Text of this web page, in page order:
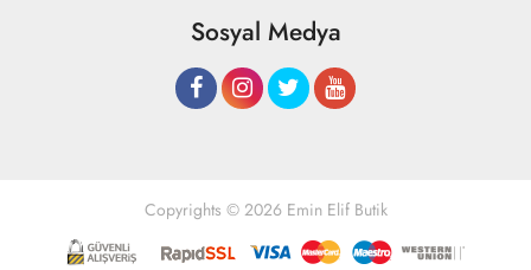
Sosyal Medya
Copyrights © 2026 Emin Elif Butik